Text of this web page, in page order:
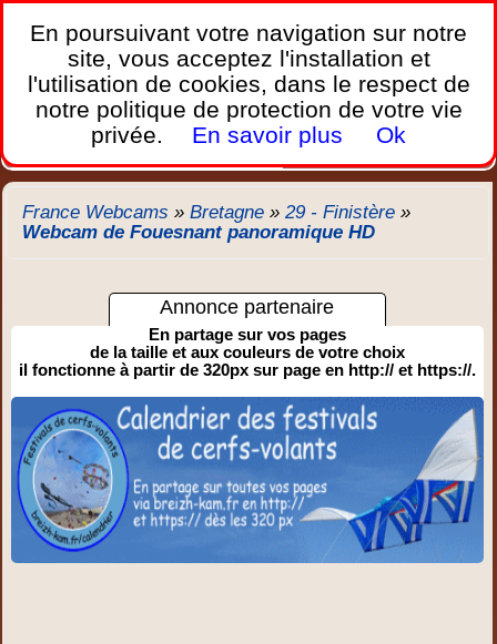
France Webcams,
Les webcams sur mobiles, portables et PC.
Home Bretagne Corse Plages Ports Montagnes
Trafic Chercher New
France Webcams »Bretagne »29 - Finistère »
Webcam de Fouesnant panoramique HD
Annonce partenaire
En partage sur vos pages
de la taille et aux couleurs de votre choix
il fonctionne à partir de 320px sur page en http:// et https://.
En poursuivant votre navigation sur notre
site, vous acceptez l'installation et
l'utilisation de cookies, dans le respect de
notre politique de protection de votre vie
privée.
En savoir plus Ok